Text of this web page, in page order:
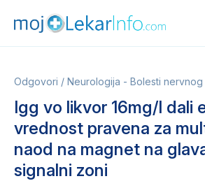
Odgovori / Neurologija - Bolesti nervnog
Igg vo likvor 16mg/l dali
vrednost pravena za
naod na magnet na
signalni zoni